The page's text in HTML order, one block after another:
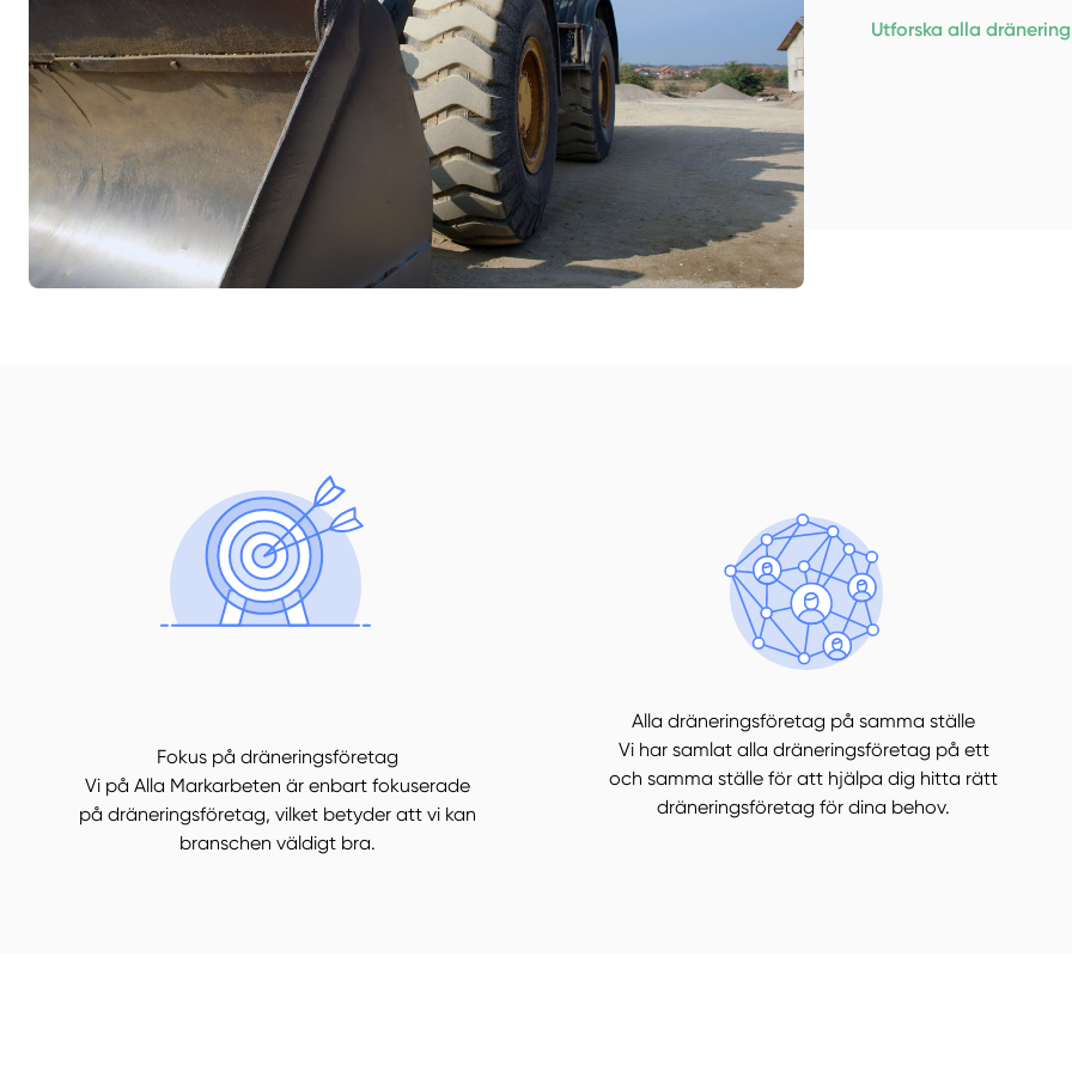
Utforska alla
Fokus på dräneringsföretag
Vi på Alla Markarbeten är enbart fokuserade
på dräneringsföretag, vilket betyder att vi kan
branschen väldigt bra.
Alla dräneringsföretag på samma ställe
Vi har samlat alla dräneringsföretag på ett
och samma ställe för att hjälpa dig hitta rätt
dräneringsföretag för dina behov.